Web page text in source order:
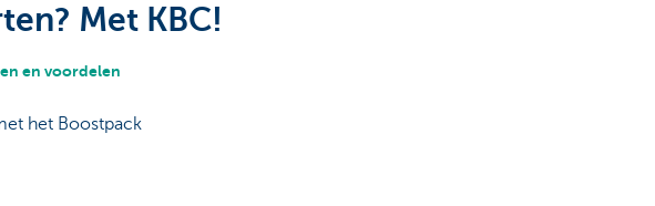
Met KBC!
en voordelen
het Boostpack